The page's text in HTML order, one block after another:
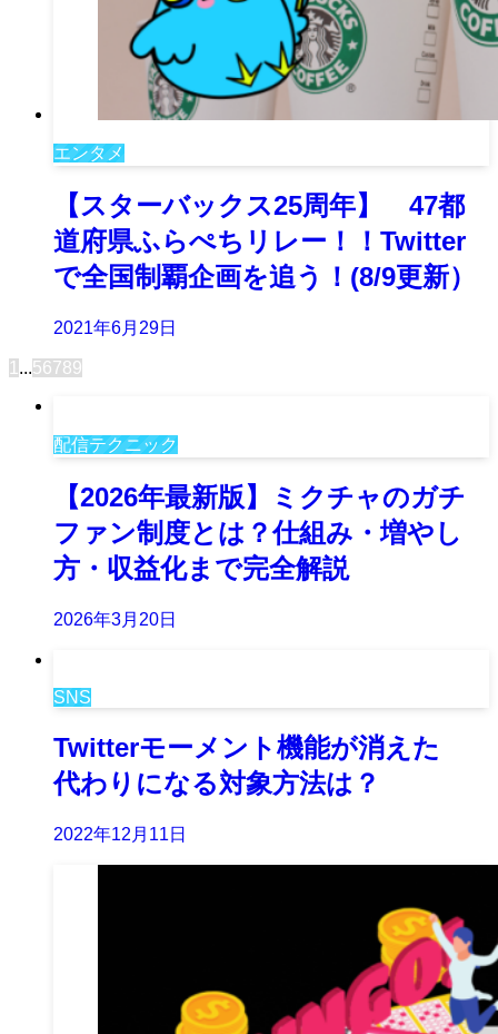
エンタメ
【スターバックス25周年】 47都
道府県ふらぺちリレー！！Twitter
で全国制覇企画を追う！(8/9更新）
2021年6月29日
1 ...56789
配信テクニック
【2026年最新版】ミクチャのガチ
ファン制度とは？仕組み・増やし
方・収益化まで完全解説
2026年3月20日
SNS
Twitterモーメント機能が消えた
代わりになる対象方法は？
2022年12月11日